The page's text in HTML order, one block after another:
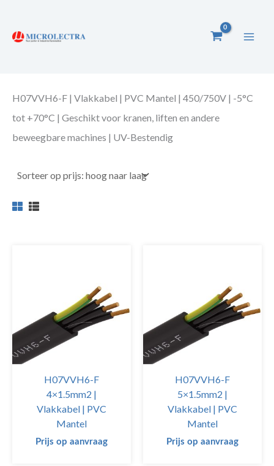
naar
H07VVH6-F | Vlakkabel | PVC Mantel | 450/750V | -5°C
tot +70°C | Geschikt voor kranen, liften en andere
beweegbare machines | UV-Bestendig
H07VVH6-F
4×1.5mm2 |
Vlakkabel | PVC
Mantel
Prijs op aanvraag
H07VVH6-F
5×1.5mm2 |
Vlakkabel | PVC
Mantel
Prijs op aanvraag